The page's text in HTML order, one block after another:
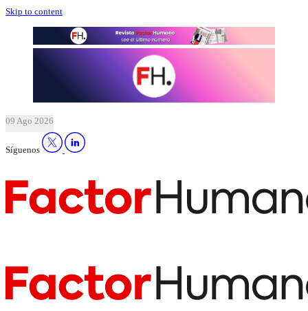
Skip to content
09 Ago 2026
Síguenos